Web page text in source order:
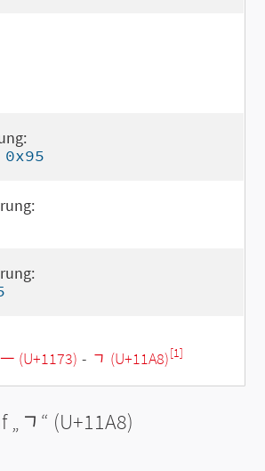
0x95
ᅳ (U+1173) - ᆨ (U+11A8)[1]
„ ᆨ “ (U+11A8)